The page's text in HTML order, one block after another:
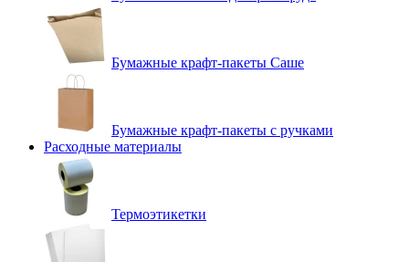
Бумажные крафт-пакеты Саше
Бумажные крафт-пакеты с ручками
Расходные материалы
Термоэтикетки